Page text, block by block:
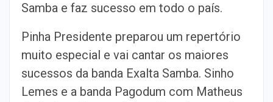
Samba e faz sucesso em todo o país.
Pinha Presidente preparou um repertório
muito especial e vai cantar os maiores
sucessos da banda Exalta Samba. Sinho
Lemes e a banda Pagodum com Matheus